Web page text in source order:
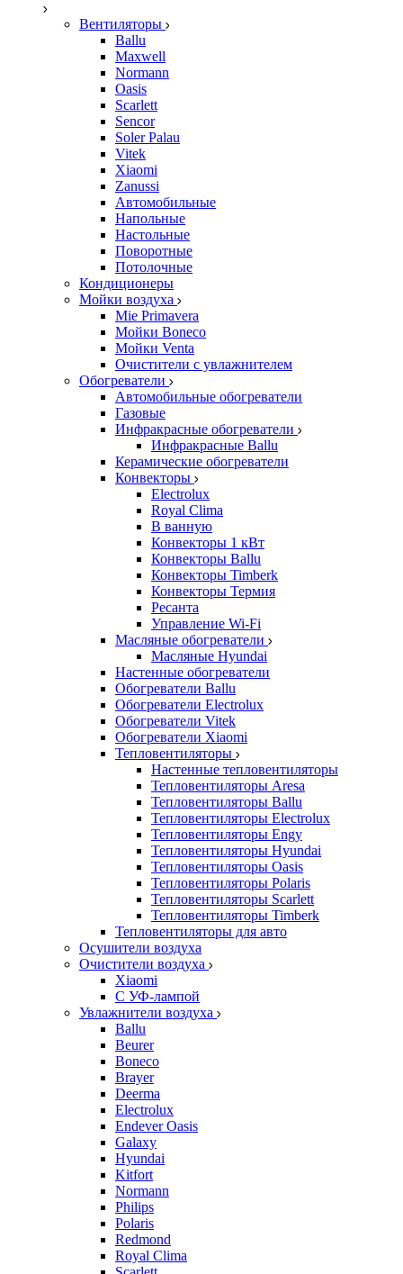
Вентиляторы
Ballu
Maxwell
Normann
Oasis
Scarlett
Sencor
Soler Palau
Vitek
Xiaomi
Zanussi
Автомобильные
Напольные
Настольные
Поворотные
Потолочные
Кондиционеры
Мойки воздуха
Mie Primavera
Мойки Boneco
Мойки Venta
Очистители с увлажнителем
Обогреватели
Автомобильные обогреватели
Газовые
Инфракрасные обогреватели
Инфракрасные Ballu
Керамические обогреватели
Конвекторы
Electrolux
Royal Clima
В ванную
Конвекторы 1 кВт
Конвекторы Ballu
Конвекторы Timberk
Конвекторы Термия
Ресанта
Управление Wi-Fi
Масляные обогреватели
Масляные Hyundai
Настенные обогреватели
Обогреватели Ballu
Обогреватели Electrolux
Обогреватели Vitek
Обогреватели Xiaomi
Тепловентиляторы
Настенные тепловентиляторы
Тепловентиляторы Aresa
Тепловентиляторы Ballu
Тепловентиляторы Electrolux
Тепловентиляторы Engy
Тепловентиляторы Hyundai
Тепловентиляторы Oasis
Тепловентиляторы Polaris
Тепловентиляторы Scarlett
Тепловентиляторы Timberk
Тепловентиляторы для авто
Осушители воздуха
Очистители воздуха
Xiaomi
С УФ-лампой
Увлажнители воздуха
Ballu
Beurer
Boneco
Brayer
Deerma
Electrolux
Endever Oasis
Galaxy
Hyundai
Kitfort
Normann
Philips
Polaris
Redmond
Royal Clima